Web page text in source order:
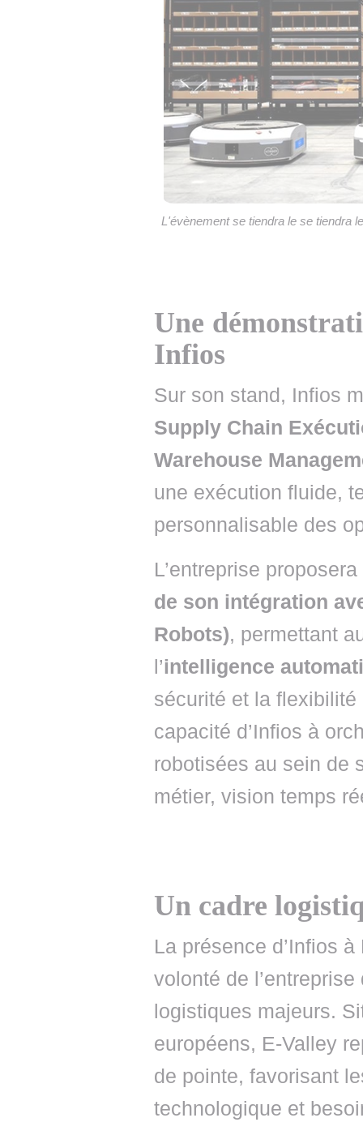
L'évènement se tiendra le se tiendra
Une
Infios
Sur son stand, Infios
Supply Chain
Warehouse
une exécution fluide,
personnalisable des
L’entreprise
de son intégration
Robots), permettant
l’intelligence
sécurité et la
capacité d’Infios à
robotisées au sein de
métier, vision temps
Un cadre
La présence d’Infios
volonté de
logistiques majeurs.
européens, E-Valley
de pointe, favorisant
technologique et